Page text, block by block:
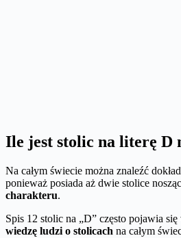
Ile jest stolic na literę D
Na całym świecie można znaleźć
ponieważ posiada aż dwie stolice
charakteru.
Spis 12 stolic na „D” często pojawia
wiedzę ludzi o stolicach na całym